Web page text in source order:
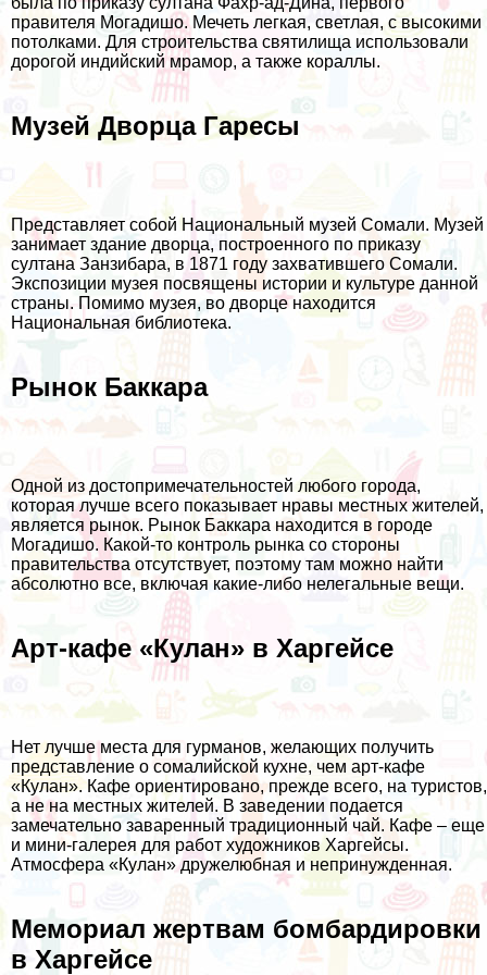
правителя Могадишо. Мечеть легкая, светлая, с высокими
потолками. Для строительства святилища использовали
дорогой индийский мрамор, а также кораллы.
Музей Дворца Гаресы
Представляет собой Национальный музей Сомали. Музей
занимает здание дворца, построенного по приказу
султана Занзибара, в 1871 году захватившего Сомали.
Экспозиции музея посвящены истории и культуре данной
страны. Помимо музея, во дворце находится
Национальная библиотека.
Рынок Баккара
Одной из достопримечательностей любого города,
которая лучше всего показывает нравы местных жителей,
является рынок. Рынок Баккара находится в городе
Могадишо. Какой-то контроль рынка со стороны
правительства отсутствует, поэтому там можно найти
абсолютно все, включая какие-либо нелегальные вещи.
Арт-кафе «Кулан» в Харгейсе
Нет лучше места для гурманов, желающих получить
представление о сомалийской кухне, чем арт-кафе
«Кулан». Кафе ориентировано, прежде всего, на туристов,
а не на местных жителей. В заведении подается
замечательно заваренный традиционный чай. Кафе – еще
и мини-галерея для работ художников Харгейсы.
Атмосфера «Кулан» дружелюбная и непринужденная.
Мемориал жертвам бомбардировки
в Харгейсе